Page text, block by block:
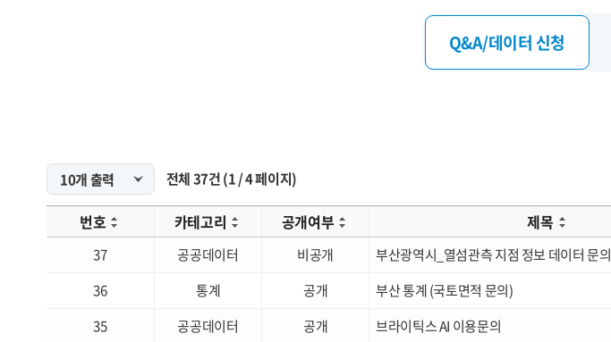
Q&A/데이터 신청
전체37건(1/4페이지)
번호 카테고리 공개여부 제목
37 공공데이터 비공개 부산광역시_열섬관측 지점 정보 데이터 문의
36
통계 공개 부산 통계 (국토면적 문의)
35
공공데이터 공개 브라이틱스 AI 이용문의